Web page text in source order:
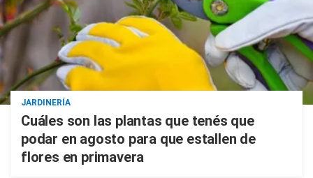
JARDINERÍA
Cuáles son las plantas que tenés que
podar en agosto para que estallen de
flores en primavera